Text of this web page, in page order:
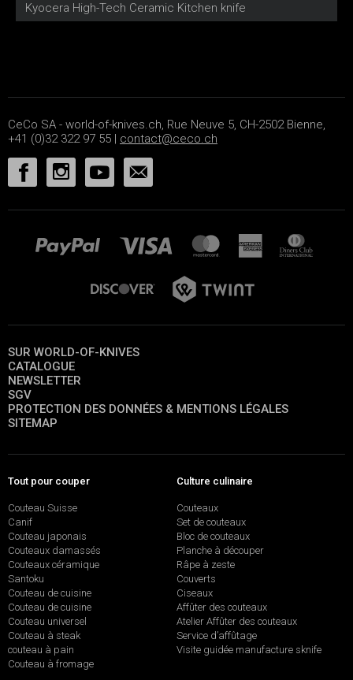
Kyocera High-Tech Ceramic Kitchen knife
CeCo SA - world-of-knives.ch, Rue Neuve 5, CH-2502 Bienne,
+41 (0)32 322 97 55 | contact@ceco.ch
SUR WORLD-OF-KNIVES
CATALOGUE
NEWSLETTER
SGV
PROTECTION DES DONNÉES & MENTIONS LÉGALES
SITEMAP
Tout pour couper
Couteau Suisse
Canif
Couteau japonais
Couteaux damassés
Couteaux céramique
Santoku
Couteau de cuisine
Couteau de cuisine
Couteau universel
Couteau à steak
couteau à pain
Couteau à fromage
Culture culinaire
Couteaux
Set de couteaux
Bloc de couteaux
Planche à découper
Râpe à zeste
Couverts
Ciseaux
Affûter des couteaux
Atelier Affûter des couteaux
Service d’affûtage
Visite guidée manufacture sknife